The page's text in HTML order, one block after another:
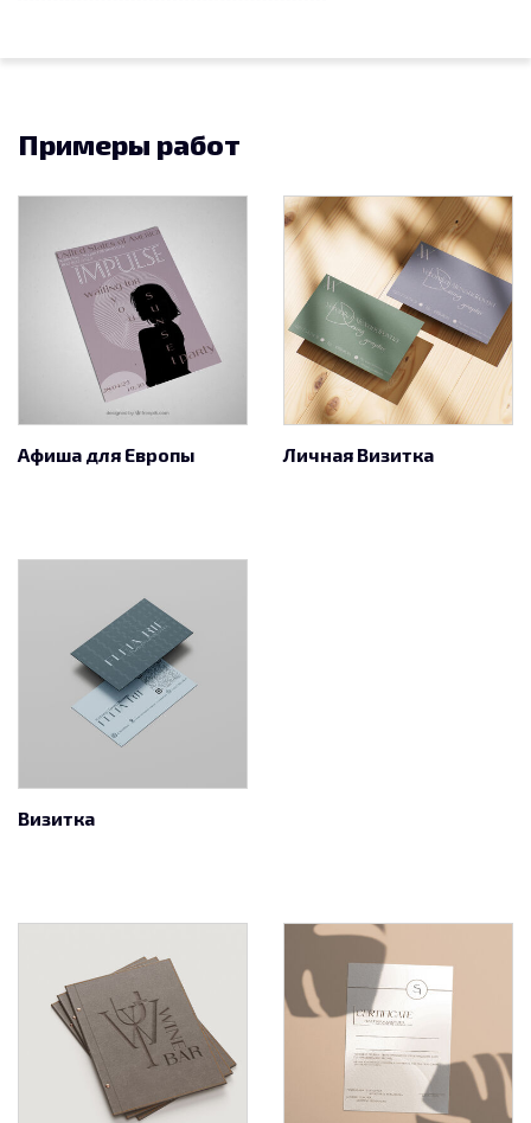
https://t.me/gladtoseeyouheregraphicdesign
📍Самара
Примеры работ
Афиша для Европы Личная Визитка
Визитка